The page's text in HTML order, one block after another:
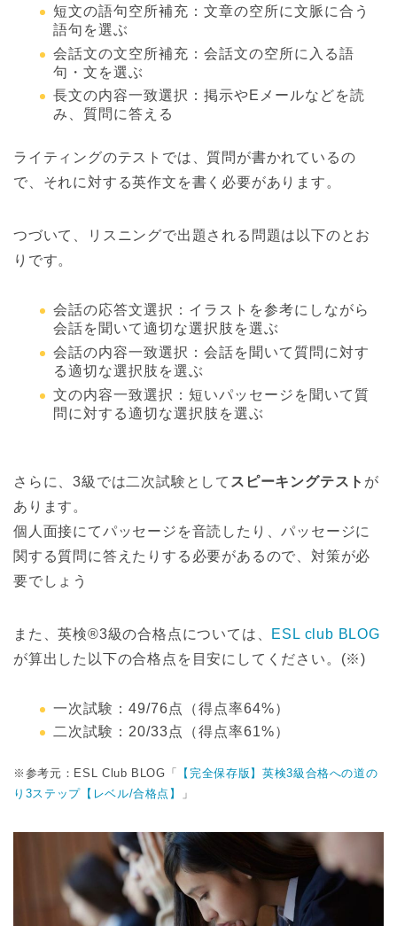
短文の語句空所補充：文章の空所に文脈に合う
語句を選ぶ
会話文の文空所補充：会話文の空所に入る語
句・文を選ぶ
長文の内容一致選択：掲示やEメールなどを読
み、質問に答える
ライティングのテストでは、質問が書かれているの
で、それに対する英作文を書く必要があります。
つづいて、リスニングで出題される問題は以下のとお
りです。
会話の応答文選択：イラストを参考にしながら
会話を聞いて適切な選択肢を選ぶ
会話の内容一致選択：会話を聞いて質問に対す
る適切な選択肢を選ぶ
文の内容一致選択：短いパッセージを聞いて質
問に対する適切な選択肢を選ぶ
さらに、3級では二次試験として スピーキングテスト が
あります。
個人面接にてパッセージを音読したり、パッセージに
関する質問に答えたりする必要があるので、対策が必
要でしょう
また、英検®3級の合格点については、 ESL club BLOG
が算出した以下の合格点を目安にしてください。(※)
一次試験：49/76点（得点率64%）
二次試験：20/33点（得点率61%）
※参考元：ESL Club BLOG「
【完全保存版】英検3級合格への道の
り3ステップ【レベル/合格点】
」